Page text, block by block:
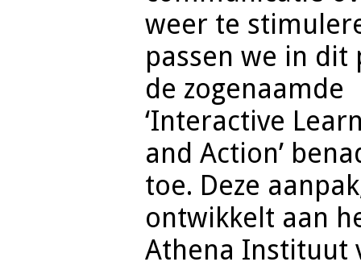
weer te
passen we in dit
de zogenaamde
‘Interactive
and Action’
toe. Deze
ontwikkelt aan
Athena Instituut